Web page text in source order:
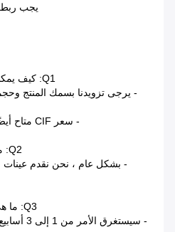
يجب ربط
Q1: كيف يمكننا الحصول على سعر مفصل؟
- يرجى تزويدنا بسمك المنتج
- سعر CIF متاح أيضًا في حالة توفير منفذ الوجهة.
Q2: ماذا عن تكلفة العينة والشحن؟
- بشكل عام ، نحن نقدم عينات
Q3: ما هي مدة الإنتاج للطلب الشامل؟
-